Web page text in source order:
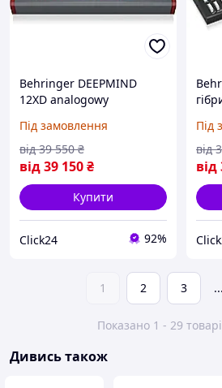
Behringer DEEPMIND
12XD analogowy
Замовлення)
Під замовлення
від39 150₴
від 39 550 ₴
Купити
Click24 92%
Під
від
від
1 2 3 ...
Показано 1 - 29
Дивись також